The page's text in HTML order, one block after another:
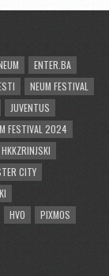
ENTER.BA
NEUM FESTIVAL
JUVENTUS
FESTIVAL 2024
HKKZRINJSKI
CITY
HVO
PIXMOS